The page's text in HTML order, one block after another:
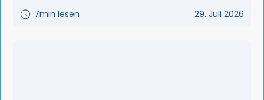
7min lesen 29. Juli 2026